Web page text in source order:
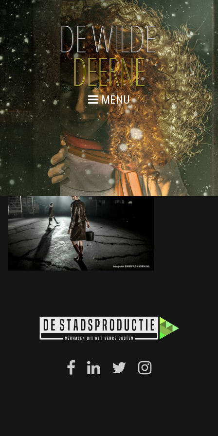
MENU
DE WILDE DEERNE – SCENEFOTO
EXTRA 03